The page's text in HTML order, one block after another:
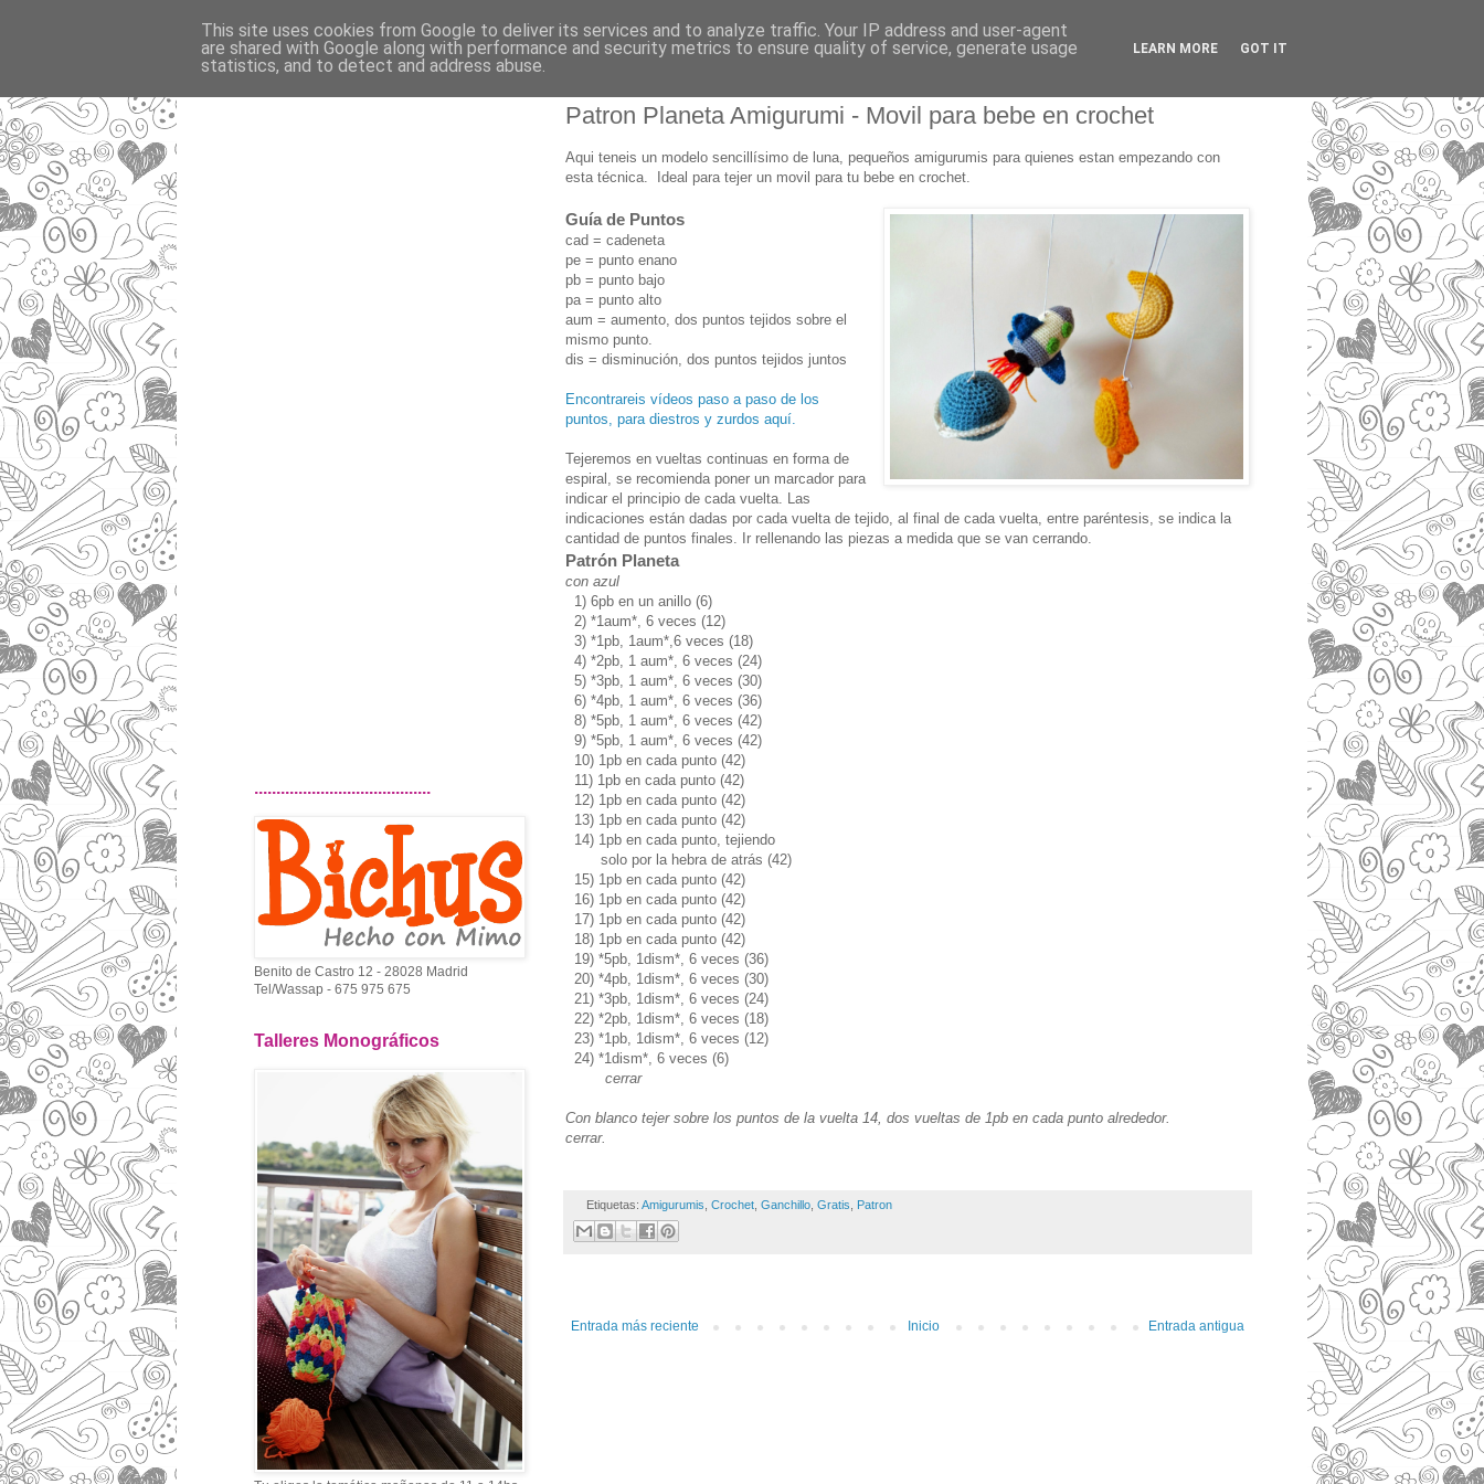
Patron Planeta Amigurumi - Movil para bebe en crochet
Aqui teneis un modelo sencillísimo de luna, pequeños amigurumis para quienes estan empezando con
esta técnica. Ideal para tejer un movil para tu bebe en crochet.
Guía de Puntos
cad = cadeneta
pe = punto enano
pb = punto bajo
pa = punto alto
aum = aumento, dos puntos tejidos sobre el
mismo punto.
dis = disminución, dos puntos tejidos juntos
Encontrareis vídeos paso a paso de los
puntos, para diestros y zurdos aquí.
Tejeremos en vueltas continuas en forma de
espiral, se recomienda poner un marcador para
indicar el principio de cada vuelta. Las
indicaciones están dadas por cada vuelta de tejido, al final de cada vuelta, entre paréntesis, se indica la
cantidad de puntos finales. Ir rellenando las piezas a medida que se van cerrando.
Patrón Planeta
con azul
1) 6pb en un anillo (6)
2) *1aum*, 6 veces (12)
3) *1pb, 1aum*,6 veces (18)
4) *2pb, 1 aum*, 6 veces (24)
5) *3pb, 1 aum*, 6 veces (30)
6) *4pb, 1 aum*, 6 veces (36)
8) *5pb, 1 aum*, 6 veces (42)
9) *5pb, 1 aum*, 6 veces (42)
10) 1pb en cada punto (42)
11) 1pb en cada punto (42)
12) 1pb en cada punto (42)
13) 1pb en cada punto (42)
14) 1pb en cada punto, tejiendo
solo por la hebra de atrás (42)
15) 1pb en cada punto (42)
16) 1pb en cada punto (42)
17) 1pb en cada punto (42)
18) 1pb en cada punto (42)
19) *5pb, 1dism*, 6 veces (36)
20) *4pb, 1dism*, 6 veces (30)
21) *3pb, 1dism*, 6 veces (24)
22) *2pb, 1dism*, 6 veces (18)
23) *1pb, 1dism*, 6 veces (12)
24) *1dism*, 6 veces (6)
cerrar
Con blanco tejer sobre los puntos de la vuelta 14, dos vueltas de 1pb en cada punto alrededor.
cerrar.
Etiquetas: Amigurumis Crochet, Ganchillo, Gratis Patron
Entrada más reciente Entrada antigua
Inicio
........................................
Benito de Castro 12 - 28028 Madrid
Tel/Wassap - 675 975 675
Talleres Monográficos
This site uses cookies from Google to deliver its services and to analyze traffic. Your IP address and user-agent
are shared with Google along with performance and security metrics to ensure quality of service, generate usage
statistics, and to detect and address abuse.
LEARN MORE GOT IT